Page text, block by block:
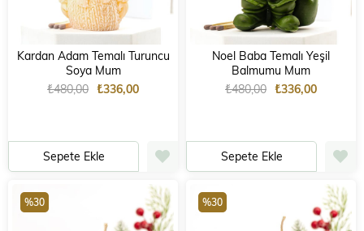
Kardan Adam Temalı Turuncu
Soya Mum
₺336,00
₺480,00
Sepete Ekle
Noel Baba Temalı Yeşil
Balmumu Mum
₺336,00
₺480,00
Sepete Ekle
%30 %30